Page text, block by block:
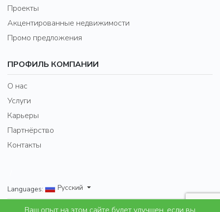
Проекты
Акцентированные недвижимости
Промо предложения
ПРОФИЛЬ КОМПАНИИ
О нас
Услуги
Карьеры
Партнёрство
Контакты
Languages: Русский